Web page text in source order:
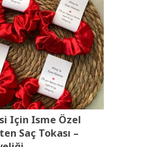
Için Isme Özel
Saç Tokası –